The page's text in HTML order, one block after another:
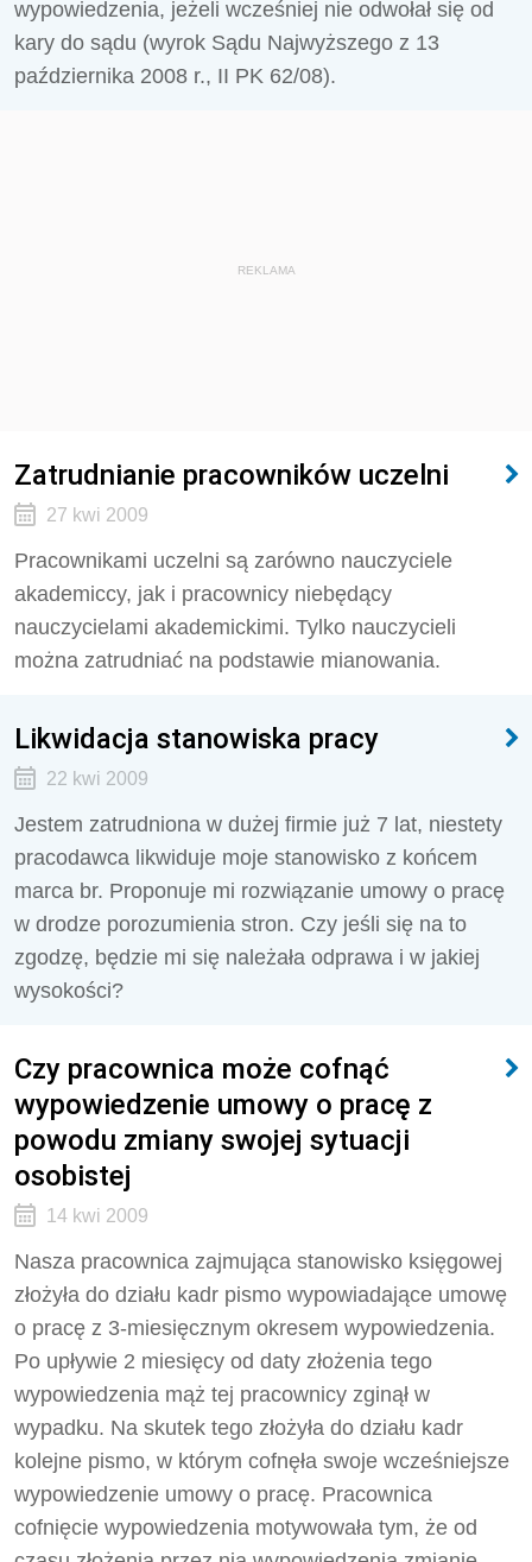
wypowiedzenia, jeżeli wcześniej nie odwołał się od
kary do sądu (wyrok Sądu Najwyższego z 13
października 2008 r., II PK 62/08).
REKLAMA
Zatrudnianie pracowników uczelni
27 kwi 2009
Pracownikami uczelni są zarówno nauczyciele
akademiccy, jak i pracownicy niebędący
nauczycielami akademickimi. Tylko nauczycieli
można zatrudniać na podstawie mianowania.
Likwidacja stanowiska pracy
22 kwi 2009
Jestem zatrudniona w dużej firmie już 7 lat, niestety
pracodawca likwiduje moje stanowisko z końcem
marca br. Proponuje mi rozwiązanie umowy o pracę
w drodze porozumienia stron. Czy jeśli się na to
zgodzę, będzie mi się należała odprawa i w jakiej
wysokości?
Czy pracownica może cofnąć
wypowiedzenie umowy o pracę z
powodu zmiany swojej sytuacji
osobistej
14 kwi 2009
Nasza pracownica zajmująca stanowisko księgowej
złożyła do działu kadr pismo wypowiadające umowę
o pracę z 3-miesięcznym okresem wypowiedzenia.
Po upływie 2 miesięcy od daty złożenia tego
wypowiedzenia mąż tej pracownicy zginął w
wypadku. Na skutek tego złożyła do działu kadr
kolejne pismo, w którym cofnęła swoje wcześniejsze
wypowiedzenie umowy o pracę. Pracownica
cofnięcie wypowiedzenia motywowała tym, że od